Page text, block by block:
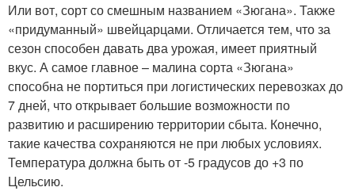
Или вот, сорт со смешным названием «Зюгана». Также
«придуманный» швейцарцами. Отличается тем, что за
сезон способен давать два урожая, имеет приятный
вкус. А самое главное – малина сорта «Зюгана»
способна не портиться при логистических перевозках до
7 дней, что открывает большие возможности по
развитию и расширению территории сбыта. Конечно,
такие качества сохраняются не при любых условиях.
Температура должна быть от -5 градусов до +3 по
Цельсию.